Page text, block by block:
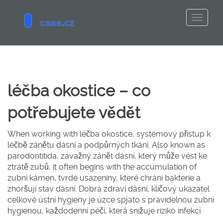
léčba okostice – co
potřebujete vědět
When working with léčba okostice, systémový přístup k
léčbě zánětu dásní a podpůrných tkání. Also known as
parodontitida, závažný zánět dásní, který může vést ke
ztrátě zubů, it often begins with the accumulation of
zubní kámen, tvrdé usazeniny, které chrání bakterie a
zhoršují stav dásní. Dobrá zdraví dásní, klíčový ukazatel
celkové ústní hygieny je úzce spjato s pravidelnou zubní
hygienou, každodenní péčí, která snižuje riziko infekcí.